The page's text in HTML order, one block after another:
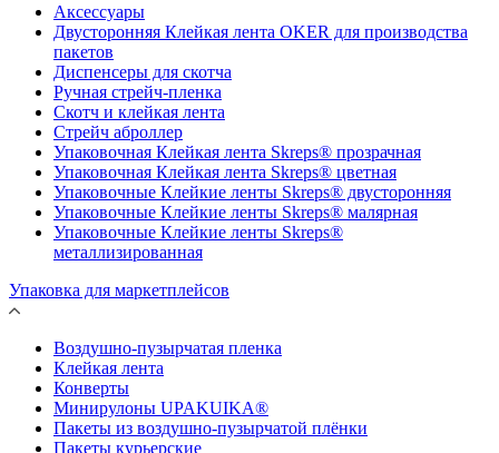
Аксессуары
Двусторонняя Клейкая лента OKER для производства
пакетов
Диспенсеры для скотча
Ручная стрейч-пленка
Скотч и клейкая лента
Стрейч аброллер
Упаковочная Клейкая лента Skreps® прозрачная
Упаковочная Клейкая лента Skreps® цветная
Упаковочные Клейкие ленты Skreps® двусторонняя
Упаковочные Клейкие ленты Skreps® малярная
Упаковочные Клейкие ленты Skreps®
металлизированная
Упаковка для маркетплейсов
Воздушно-пузырчатая пленка
Клейкая лента
Конверты
Минирулоны UPAKUIKA®
Пакеты из воздушно-пузырчатой плёнки
Пакеты курьерские